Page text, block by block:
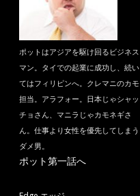
ポットはアジアを駆け回るビジネス
マン。タイでの起業に成功し、続い
てはフィリピンへ。クレマニのカモ
担当。アラフォー。日本じゃシャッ
チョさん、マニラじゃカモネギさ
ん。仕事より女性を優先してしまう
ダメ男。
ポット第一話へ